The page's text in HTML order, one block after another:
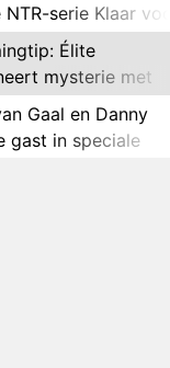
serie Klaar voor
Élite
mysterie met
Gaal en Danny
gast in speciale